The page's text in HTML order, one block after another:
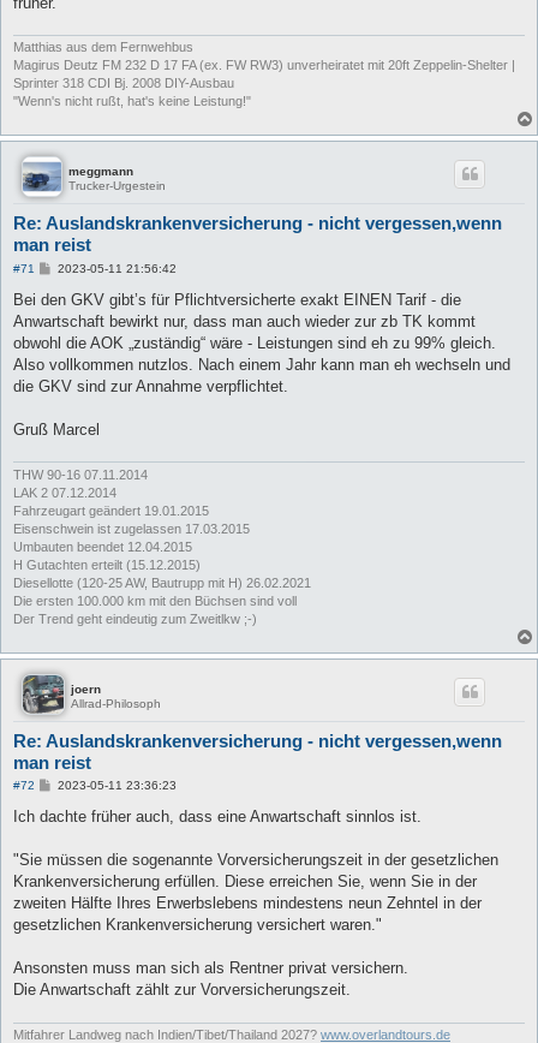
Matthias aus dem Fernwehbus
Magirus Deutz FM 232 D 17 FA (ex. FW RW3) unverheiratet mit 20ft Zeppelin-Shelter |
Sprinter 318 CDI Bj. 2008 DIY-Ausbau
"Wenn's nicht rußt, hat's keine Leistung!"
meggmann
Trucker-Urgestein
Re: Auslandskrankenversicherung - nicht vergessen,wenn
man reist
#71
B
i
r
a
2023-05-11 21:56:42
Bei den GKV gibt’s für Pflichtversicherte exakt EINEN Tarif - die
Anwartschaft bewirkt nur, dass man auch wieder zur zb TK kommt
obwohl die AOK „zuständig“ wäre - Leistungen sind eh zu 99% gleich.
Also vollkommen nutzlos. Nach einem Jahr kann man eh wechseln und
die GKV sind zur Annahme verpflichtet.
Gruß Marcel
THW 90-16 07.11.2014
LAK 2 07.12.2014
Fahrzeugart geändert 19.01.2015
Eisenschwein ist zugelassen 17.03.2015
Umbauten beendet 12.04.2015
H Gutachten erteilt (15.12.2015)
Diesellotte (120-25 AW, Bautrupp mit H) 26.02.2021
Die ersten 100.000 km mit den Büchsen sind voll
Der Trend geht eindeutig zum Zweitlkw ;-)
joern
Allrad-Philosoph
Re: Auslandskrankenversicherung - nicht vergessen,wenn
man reist
#72
B
i
a
2023-05-11 23:36:23
Ich dachte früher auch, dass eine Anwartschaft sinnlos ist.
"Sie müssen die sogenannte Vorversicherungszeit in der gesetzlichen
Krankenversicherung erfüllen. Diese erreichen Sie, wenn Sie in der
zweiten Hälfte Ihres Erwerbslebens mindestens neun Zehntel in der
gesetzlichen Krankenversicherung versichert waren."
Ansonsten muss man sich als Rentner privat versichern.
Die Anwartschaft zählt zur Vorversicherungszeit.
Mitfahrer Landweg nach Indien/Tibet/Thailand 2027? www.overlandtours.de